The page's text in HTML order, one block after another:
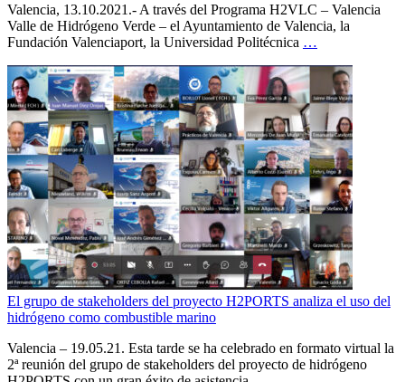
Valencia, 13.10.2021.- A través del Programa H2VLC – Valencia
Valle de Hidrógeno Verde – el Ayuntamiento de Valencia, la
Fundación Valenciaport, la Universidad Politécnica …
El grupo de stakeholders del proyecto H2PORTS analiza el uso del
hidrógeno como combustible marino
Valencia – 19.05.21. Esta tarde se ha celebrado en formato virtual la
2ª reunión del grupo de stakeholders del proyecto de hidrógeno